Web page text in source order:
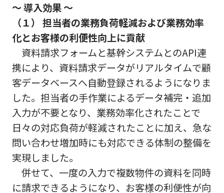
～ 導入効果 ～
（１） 担当者の業務負荷軽減および業務効率
化とお客様の利便性向上に貢献
資料請求フォームと基幹システムとのAPI連
携により、資料請求データがリアルタイムで顧
客データベースへ自動登録されるようになりま
した。担当者の手作業によるデータ補完・追加
入力が不要となり、業務効率化されたことで
日々の対応負荷が軽減されたことに加え、急な
問い合わせ増加時にも対応できる体制の整備を
実現しました。
併せて、一度の入力で複数物件の資料を同時
に請求できるようになり、お客様の利便性が向